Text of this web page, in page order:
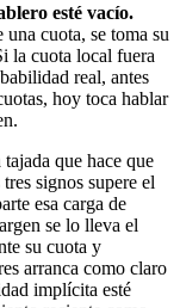
esté vacío.
cuota, se toma su
la cuota local fuera
real, antes
hoy toca hablar
que hace que
signos supere el
esa carga de
se lo lleva el
su cuota y
arranca como claro
implícita esté